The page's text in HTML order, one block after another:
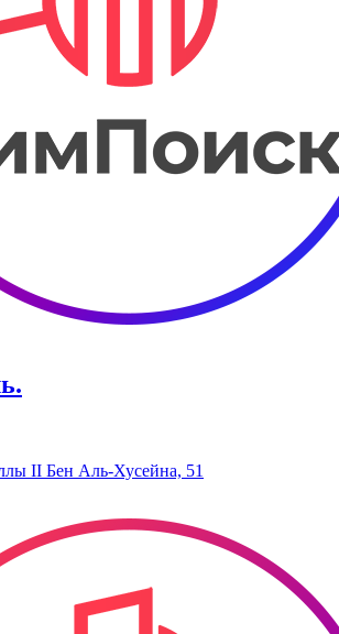
II Бен Аль-Хусейна, 51